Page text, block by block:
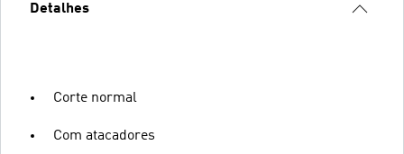
Detalhes
Corte normal
Com atacadores